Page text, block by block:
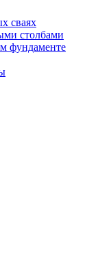
сваях
столбами
фундаменте